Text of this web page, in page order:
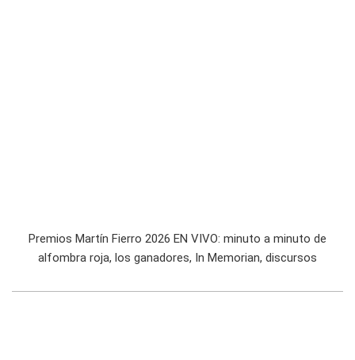
Premios Martín Fierro 2026 EN VIVO: minuto a minuto de
alfombra roja, los ganadores, In Memorian, discursos